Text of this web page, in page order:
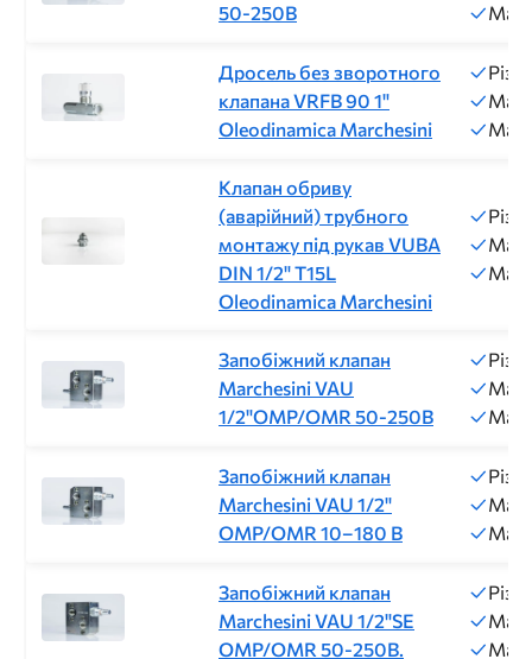
50-250B
Дросель без зворотного
клапана VRFB 90 1"
Oleodinamica Marchesini
Клапан обриву
(аварійний) трубного
монтажу під рукав VUBA
DIN 1/2" T15L
Oleodinamica Marchesini
Запобіжний клапан
Marchesini VAU
1/2"OMP/OMR 50-250B
Запобіжний клапан
Marchesini VAU 1/2"
OMP/OMR 10–180 B
Запобіжний клапан
Marchesini VAU 1/2"SE
OMP/OMR 50-250B.